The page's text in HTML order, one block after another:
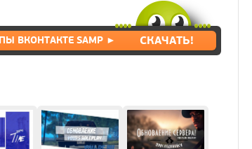
ВКОНТАКТЕ SAMP ► СКАЧАТЬ!
(0_0)